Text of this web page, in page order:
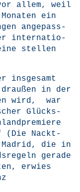
allem, weil
ein
ange­pass­
inter­na­tio­
stel­len
ins­ge­samt
in der
wird, war
Glücks­
(Die Nackt­
die in
gera­de
erwies